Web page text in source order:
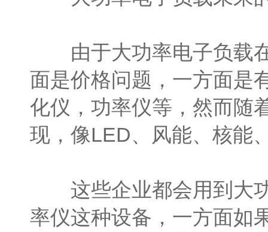
由于大功率电子负载在
面是价格问题，一方面是
化仪，功率仪等，然而随
现，像LED、风能、核能
这些企业都会用到大功
率仪这种设备，一方面如